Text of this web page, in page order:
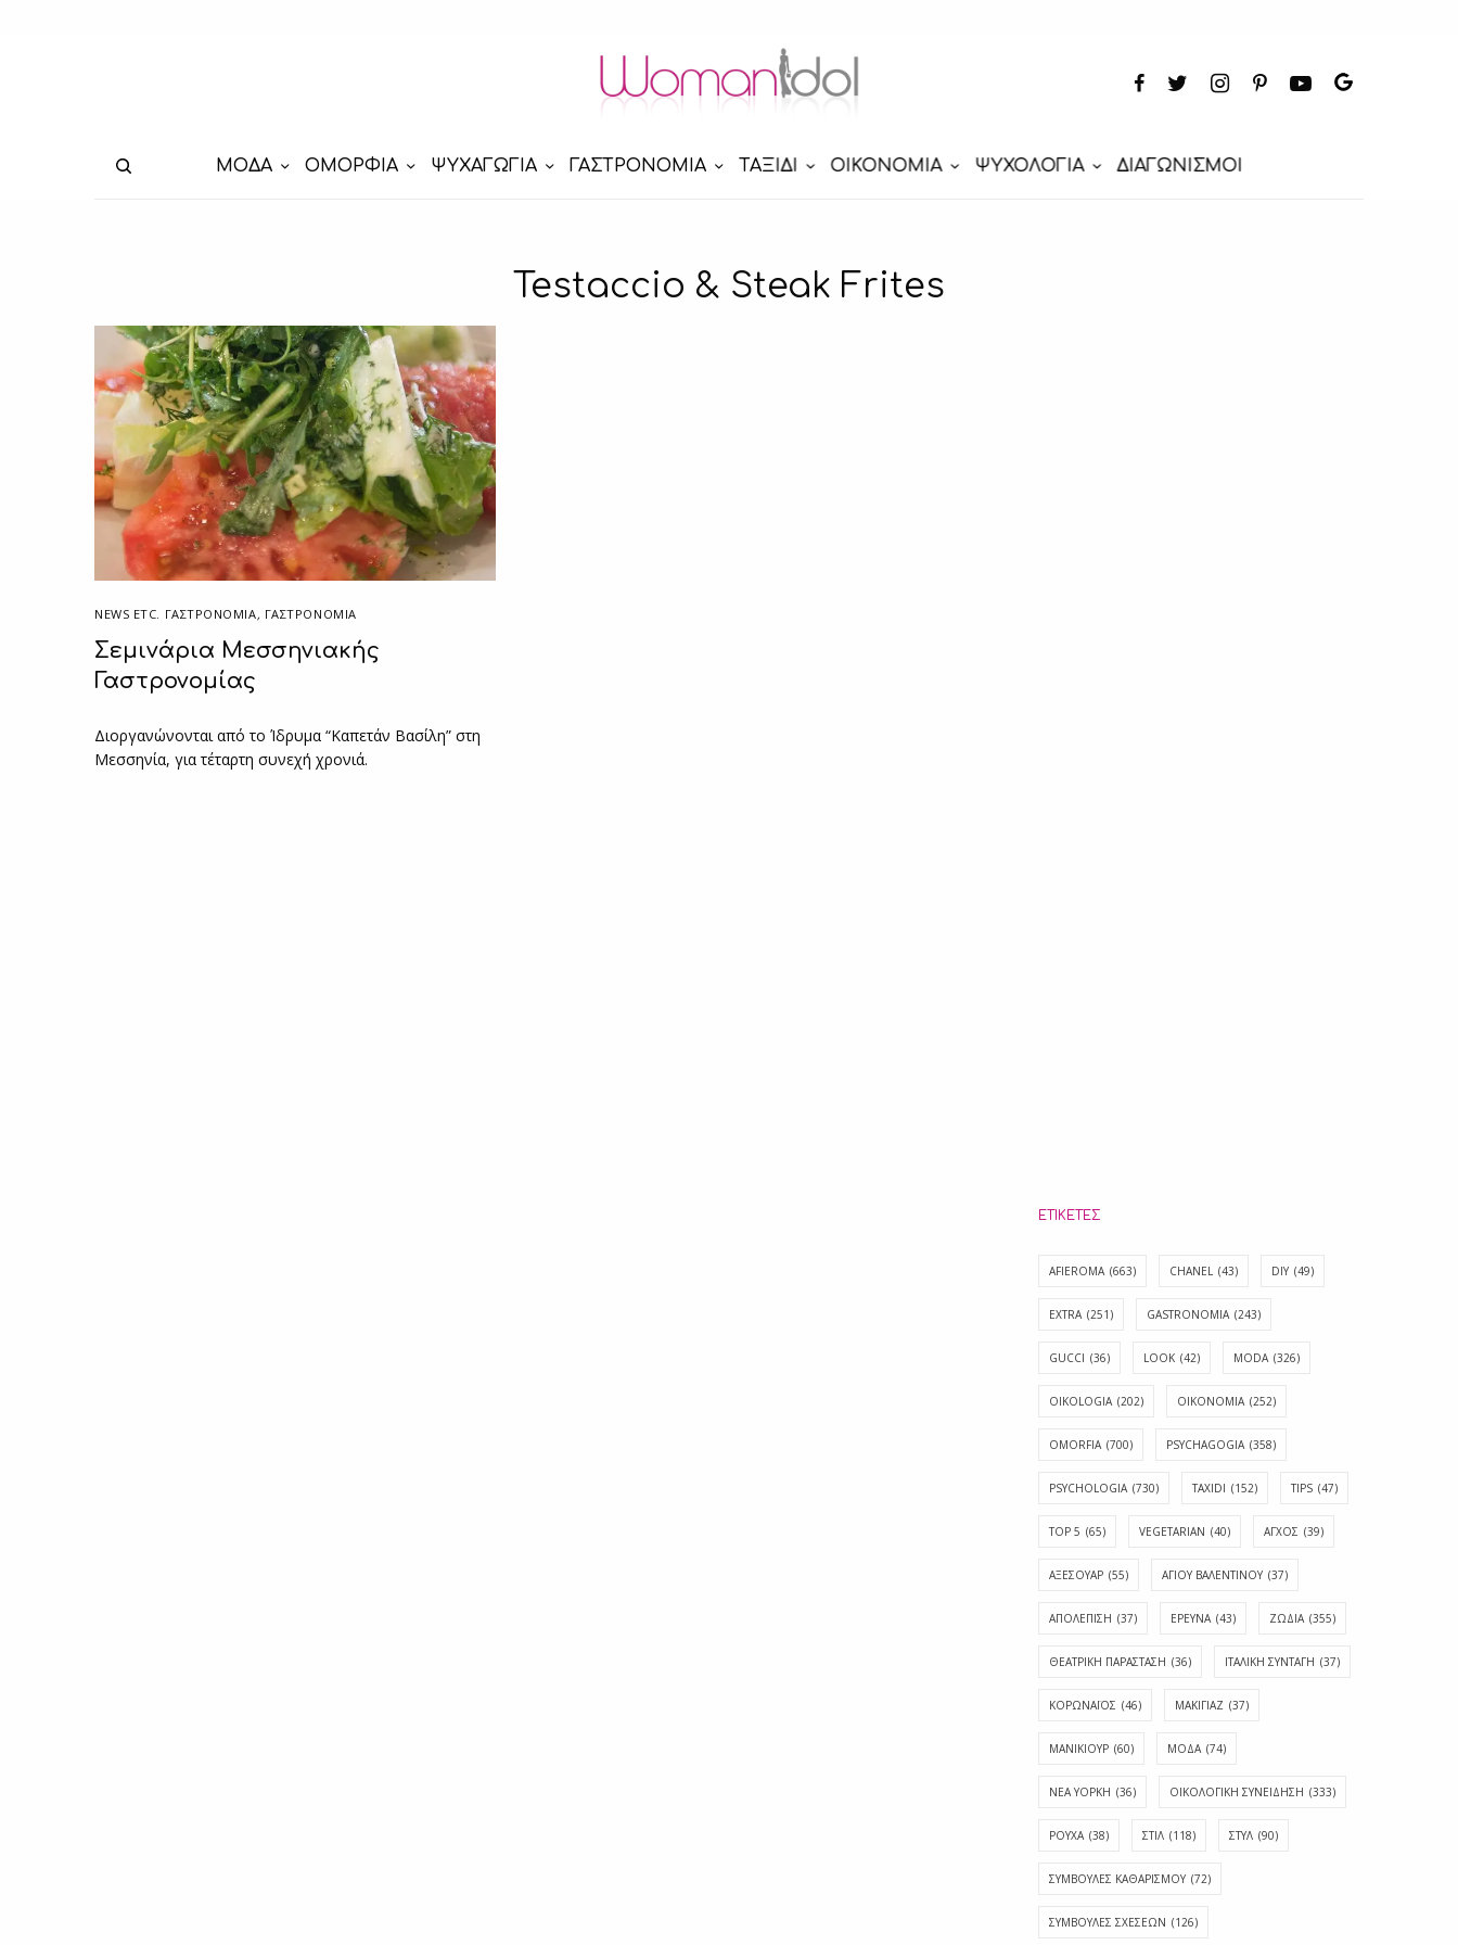
ΜΟΔΑ ΟΜΟΡΦΙΑ ΨΥΧΑΓΩΓΙΑ ΓΑΣΤΡΟΝΟΜΙΑ ΤΑΞΙΔΙ ΟΙΚΟΝΟΜΙΑ ΨΥΧΟΛΟΓΙΑ ΔΙΑΓΩΝΙΣΜΟΙ
Testaccio & Steak Frites
NEWS ETC. ΓΑΣΤΡΟΝΟΜΊΑ, ΓΑΣΤΡΟΝΟΜΙΑ
Σεμινάρια Μεσσηνιακής
Γαστρονομίας
Διοργανώνονται από τo Ίδρυμα “Καπετάν Βασίλη” στη
Μεσσηνία, για τέταρτη συνεχή χρονιά.
ΕΤΙΚΈΤΕΣ
AFIEROMA (663) CHANEL (43) DIY (49)
EXTRA (251) GASTRONOMIA (243)
GUCCI (36) LOOK (42) MODA (326)
OIKOLOGIA (202) OIKONOMIA (252)
OMORFIA (700) PSYCHAGOGIA (358)
PSYCHOLOGIA (730) TAXIDI (152) TIPS (47)
TOP 5 (65) VEGETARIAN (40) ΑΓΧΟΣ (39)
ΑΞΕΣΟΥΑΡ (55) ΑΓΊΟΥ ΒΑΛΕΝΤΊΝΟΥ (37)
ΑΠΟΛΈΠΙΣΗ (37) ΕΡΕΥΝΑ (43) ΖΩΔΙΑ (355)
ΘΕΑΤΡΙΚΗ ΠΑΡΑΣΤΑΣΗ (36) ΙΤΑΛΙΚΗ ΣΥΝΤΑΓΗ (37)
ΚΟΡΩΝΑΪΟΣ (46) ΜΑΚΙΓΙΑΖ (37)
ΜΑΝΙΚΙΟΥΡ (60) ΜΟΔΑ (74)
ΝΕΑ ΥΟΡΚΗ (36) ΟΙΚΟΛΟΓΙΚΗ ΣΥΝΕΙΔΗΣΗ (333)
ΡΟΥΧΑ (38) ΣΤΙΛ (118) ΣΤΥΛ (90)
ΣΥΜΒΟΥΛΕΣ ΚΑΘΑΡΙΣΜΟΥ (72)
ΣΥΜΒΟΥΛΕΣ ΣΧΕΣΕΩΝ (126)